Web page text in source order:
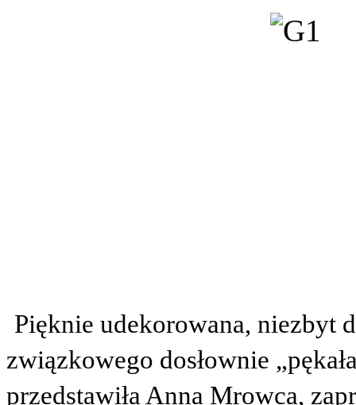
Pięknie udekorowana, niezbyt
związkowego dosłownie
przedstawiła Anna Mrowca,